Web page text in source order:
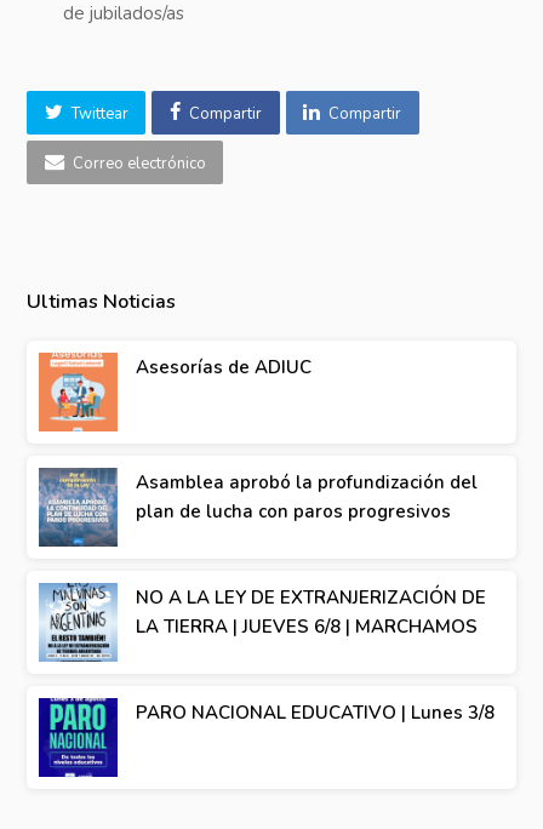
de jubilados/as
Twittear Compartir Compartir
Correo electrónico
Ultimas Noticias
Asesorías de ADIUC
Asamblea aprobó la profundización del
plan de lucha con paros progresivos
NO A LA LEY DE EXTRANJERIZACIÓN DE
LA TIERRA | JUEVES 6/8 | MARCHAMOS
PARO NACIONAL EDUCATIVO | Lunes 3/8